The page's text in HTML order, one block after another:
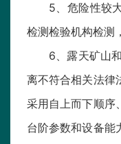
5、危险性较
检测检验机构检测
6、露天矿山
离不符合相关法律
采用自上而下顺序
台阶参数和设备能